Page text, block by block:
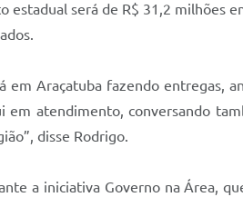
estadual será de R$ 31,2 milhões
em Araçatuba fazendo entregas,
em atendimento, conversando
disse Rodrigo.
a iniciativa Governo na Área,